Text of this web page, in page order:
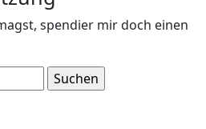
spendier mir doch einen